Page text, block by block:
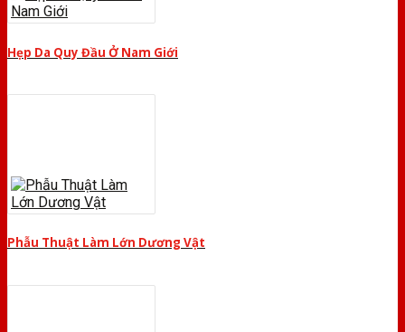
Hẹp Da Quy Đầu Ở Nam Giới
Phẫu Thuật Làm Lớn Dương Vật